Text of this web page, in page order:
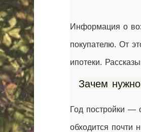
Информация о
покупателю. От
ипотеки.
Зачем
Год постройки —
обходится почти